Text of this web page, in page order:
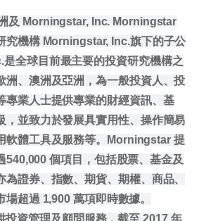
及 Morningstar, Inc. Morningstar
究機構 Morningstar, Inc.旗下的子公
全球目前最主要的投資研究機構之
洲、澳洲及亞洲，為一般投資人、投
專業人士提供專業的財經資訊、基
，並致力於發展具實用性、操作簡易
軟體工具及服務等。Morningstar 提
540,000 個項目，包括股票、基金及
證券、指數、期貨、期權、商品、
超過 1,900 萬項即時數據。
資管理及顧問服務，截至 2017 年